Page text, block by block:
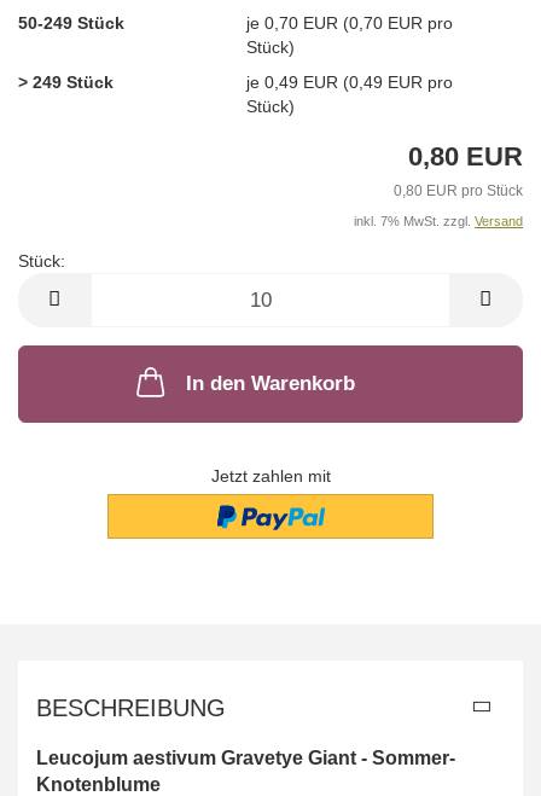
50-249 Stück
je 0,70 EUR (0,70 EUR pro
Stück)
> 249 Stück
je 0,49 EUR (0,49 EUR pro
Stück)
0,80 EUR
0,80 EUR pro Stück
inkl. 7% MwSt. zzgl. Versand
Stück:
In den Warenkorb
Jetzt zahlen mit
BESCHREIBUNG
Leucojum aestivum Gravetye Giant - Sommer-
Knotenblume